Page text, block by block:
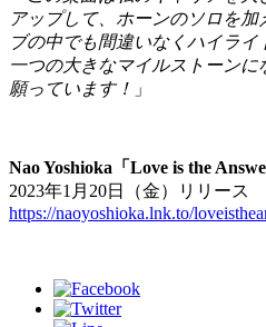
アップして、ホーンのソロを加
ブの中でも間違いなくハイラ
一つの大きなマイルストーン
願っています！ 」
Nao Yoshioka「Love is the
2023年1月20日（金）リリース
https://naoyoshioka.lnk.to/